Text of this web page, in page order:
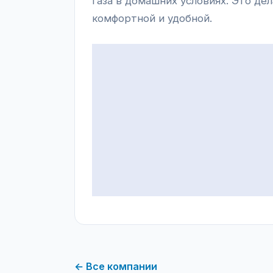
комфортной и удобной.
← Все компании